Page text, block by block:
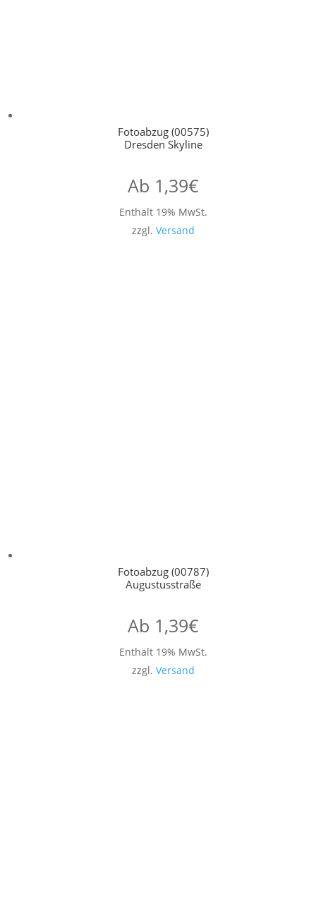
Fotoabzug (00575)
Dresden Skyline
Ab 1,39€
Enthält 19% MwSt.
zzgl. Versand
Fotoabzug (00787)
Augustusstraße
Ab 1,39€
Enthält 19% MwSt.
zzgl. Versand